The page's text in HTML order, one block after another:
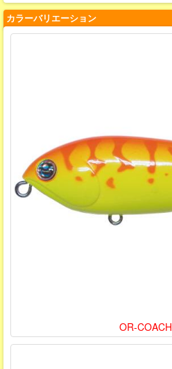
カラーバリエーション
OR-COACH